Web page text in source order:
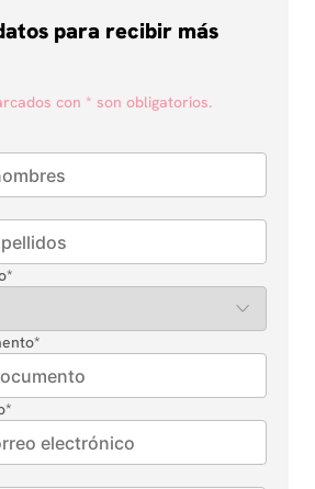
para recibir más
con * son obligatorios.
*
*
*